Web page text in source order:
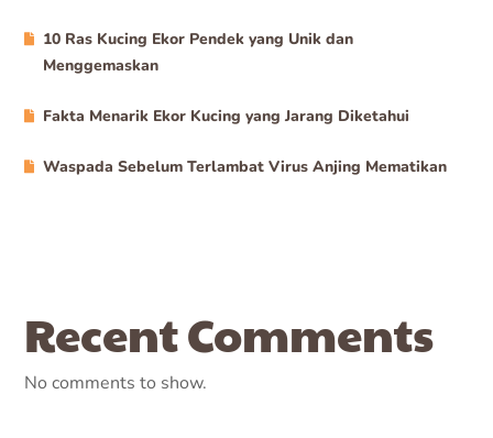
10 Ras Kucing Ekor Pendek yang Unik dan
Menggemaskan
Fakta Menarik Ekor Kucing yang Jarang Diketahui
Waspada Sebelum Terlambat Virus Anjing Mematikan
Recent Comments
No comments to show.